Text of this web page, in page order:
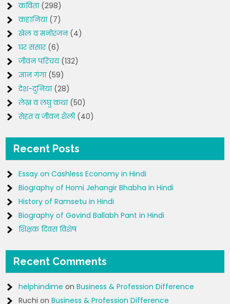
कविता(298)
कहानियां(7)
खेल व मनोरंजन(4)
घर संसार(6)
जीवन परिचय(132)
ज्ञान गंगा(59)
देश-दुनिया(28)
लेख व लघु कथा(50)
सेहत व जीवन शैली(40)
Recent Posts
Essay on Cashless Economy in Hindi
Biography of Homi Jehangir Bhabha in Hindi
History of Ramsetu in Hindi
Biography of Govind Ballabh Pant in Hindi
शिक्षक दिवस विशेष
Recent Comments
helphindime onBusiness & Profession Difference
Ruchi onBusiness & Profession Difference